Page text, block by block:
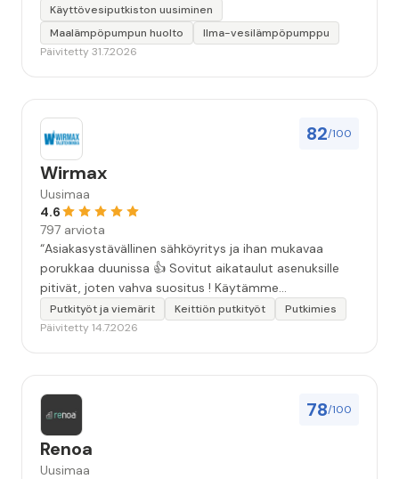
Käyttövesiputkiston uusiminen
Maalämpöpumpun huolto
Ilma-vesilämpöpumppu
Päivitetty 31.7.2026
82/100
Wirmax
Uusimaa
4.6
797 arviota
“Asiakasystävällinen sähköyritys ja ihan mukavaa
porukkaa duunissa 👍 Sovitut aikataulut asenuksille
pitivät, joten vahva suositus ! Käytämme
seuraavallakin kerralla!”
Putkityöt ja viemärit Keittiön putkityöt
Putkimies
Päivitetty 14.7.2026
78/100
Renoa
Uusimaa